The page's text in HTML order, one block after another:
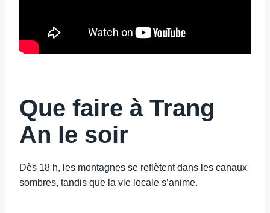
Que faire à Trang
An le soir
Dès 18 h, les montagnes se reflètent dans les canaux
sombres, tandis que la vie locale s’anime.